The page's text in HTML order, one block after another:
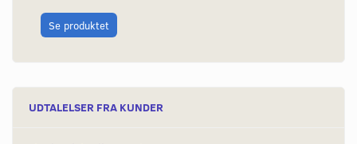
Se produktet
UDTALELSER FRA KUNDER